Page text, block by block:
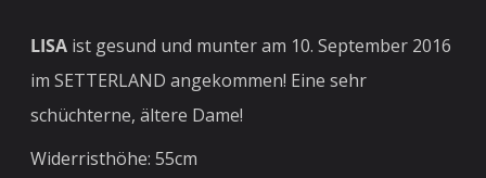
LISA ist gesund und munter am 10. September 2016
im SETTERLAND angekommen! Eine sehr
schüchterne, ältere Dame!
Widerristhöhe: 55cm